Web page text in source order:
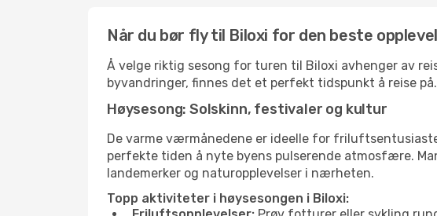
Når du bør fly til Biloxi for den beste
Å velge riktig sesong for turen til Biloxi avhenger av
byvandringer, finnes det et perfekt tidspunkt å reise på.
Høysesong: Solskinn, festivaler og kultur
De varme værmånedene er ideelle for
perfekte tiden å nyte byens pulserende atmosfære.
landemerker og naturopplevelser i nærheten.
Topp aktiviteter i høysesongen i Biloxi: